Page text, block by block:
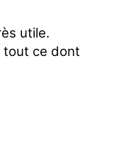
utile.
tout ce dont